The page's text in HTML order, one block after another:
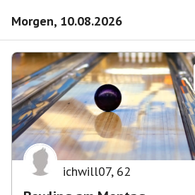
Morgen, 10.08.2026
ichwill07, 62